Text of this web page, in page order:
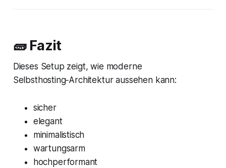
🧱 Fazit
Dieses Setup zeigt, wie moderne
Selbsthosting‑Architektur aussehen kann:
sicher
elegant
minimalistisch
wartungsarm
hochperformant